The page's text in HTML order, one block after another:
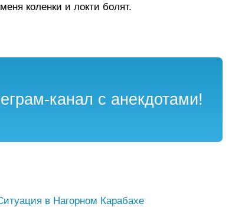
коленки и локти болят.
канал с анекдотами!
в Нагорном Карабахе